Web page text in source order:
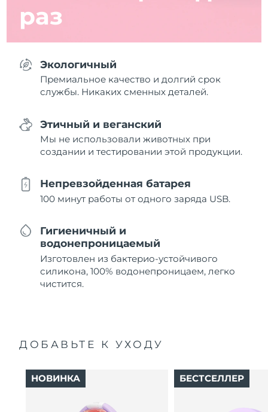
раз
Экологичный
Премиальное качество и долгий срок
службы. Никаких сменных деталей.
Этичный и веганский
Мы не использовали животных при
создании и тестировании этой продукции.
Непревзойденная батарея
100 минут работы от одного заряда USB.
Гигиеничный и
водонепроницаемый
Изготовлен из бактерио-устойчивого
силикона, 100% водонепроницаем, легко
чистится.
ДОБАВЬТЕ К УХОДУ
НОВИНКА БЕСТСЕЛЛЕР